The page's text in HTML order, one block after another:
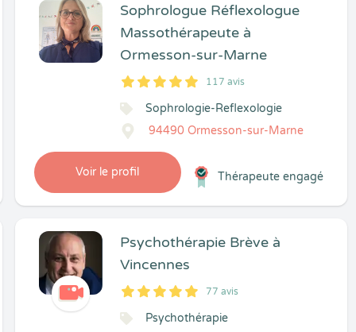
Sophrologue Réflexologue
Massothérapeute à
Ormesson-sur-Marne
5
1
5
117 117 avis
Sophrologie-Reflexologie
94490 Ormesson-sur-Marne
Voir le profil Thérapeute engagé
Psychothérapie Brève à
Vincennes
5
1
5
77 77 avis
Psychothérapie